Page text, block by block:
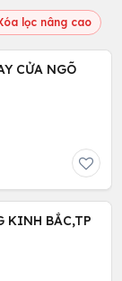
lọc nâng cao
CỬA NGÕ
KINH BẮC,TP